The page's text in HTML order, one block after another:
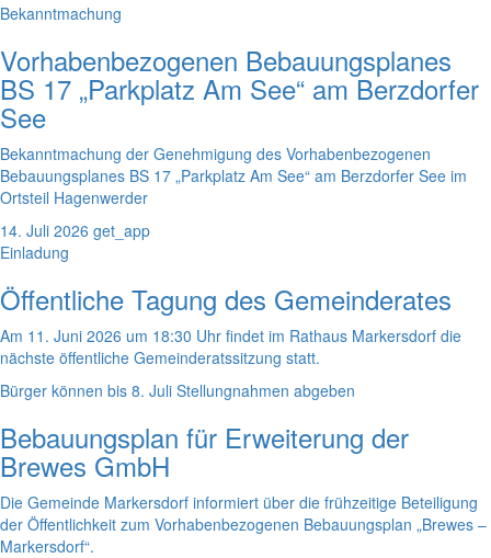
Bekanntmachung
Vorhabenbezogenen Bebauungsplanes
BS 17 „Parkplatz Am See“ am Berzdorfer
See
Bekanntmachung der Genehmigung des Vorhabenbezogenen
Bebauungsplanes BS 17 „Parkplatz Am See“ am Berzdorfer See im
Ortsteil Hagenwerder
14. Juli 2026 get_app
Einladung
Öffentliche Tagung des Gemeinderates
Am 11. Juni 2026 um 18:30 Uhr findet im Rathaus Markersdorf die
nächste öffentliche Gemeinderatssitzung statt.
Bürger können bis 8. Juli Stellungnahmen abgeben
Bebauungsplan für Erweiterung der
Brewes GmbH
Die Gemeinde Markersdorf informiert über die frühzeitige Beteiligung
der Öffentlichkeit zum Vorhabenbezogenen Bebauungsplan „Brewes –
Markersdorf“.